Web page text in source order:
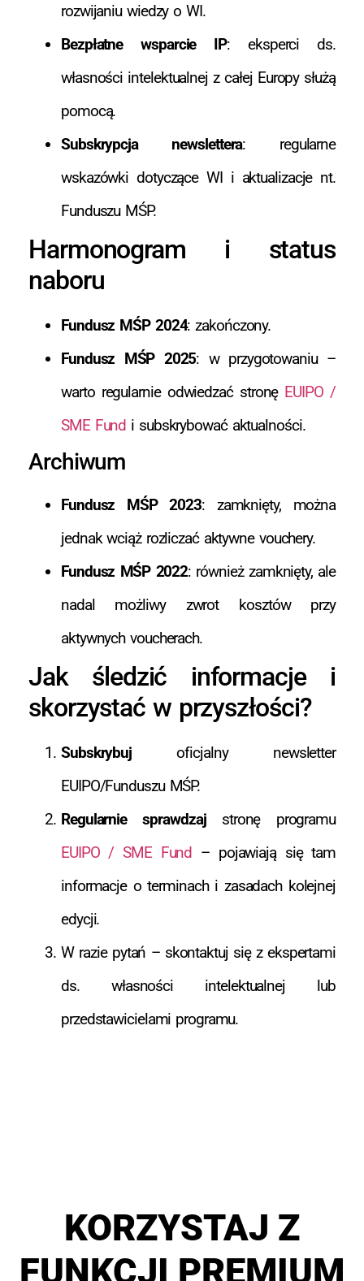
rozwijaniu wiedzy o WI.
Bezpłatne wsparcie IP: eksperci ds.
własności intelektualnej z całej Europy służą
pomocą.
Subskrypcja newslettera: regularne
wskazówki dotyczące WI i aktualizacje nt.
Funduszu MŚP.
Harmonogram i status
naboru
Fundusz MŚP 2024: zakończony.
Fundusz MŚP 2025: w przygotowaniu –
warto regularnie odwiedzać stronę EUIPO /
SME Fund i subskrybować aktualności.
Archiwum
Fundusz MŚP 2023: zamknięty, można
jednak wciąż rozliczać aktywne vouchery.
Fundusz MŚP 2022: również zamknięty, ale
nadal możliwy zwrot kosztów przy
aktywnych voucherach.
Jak śledzić informacje i
skorzystać w przyszłości?
Subskrybuj oficjalny newsletter
EUIPO/Funduszu MŚP.
Regularnie sprawdzajstronę programu
EUIPO / SME Fund – pojawiają się tam
informacje o terminach i zasadach kolejnej
edycji.
W razie pytań – skontaktuj się z ekspertami
ds. własności intelektualnej lub
przedstawicielami programu.
KORZYSTAJ Z
FUNKCJI PREMIUM